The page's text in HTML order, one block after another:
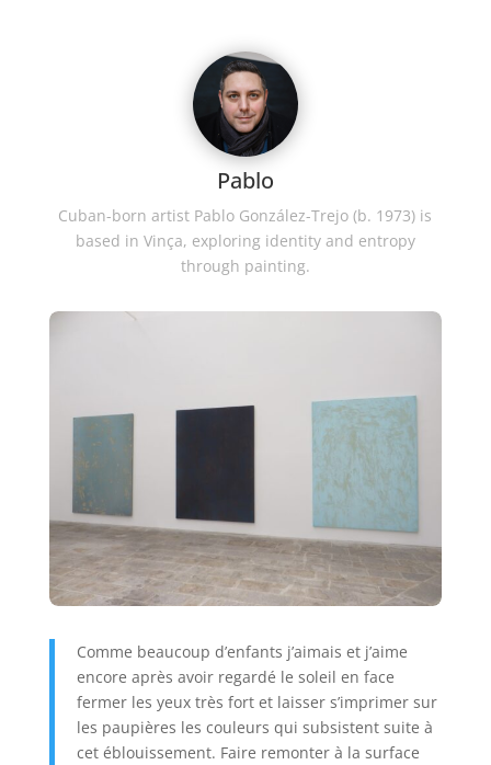
Pablo
Cuban-born artist Pablo González-Trejo (b. 1973) is
based in Vinça, exploring identity and entropy
through painting.
Comme beaucoup d’enfants j’aimais et j’aime
encore après avoir regardé le soleil en face
fermer les yeux très fort et laisser s’imprimer sur
les paupières les couleurs qui subsistent suite à
cet éblouissement. Faire remonter à la surface